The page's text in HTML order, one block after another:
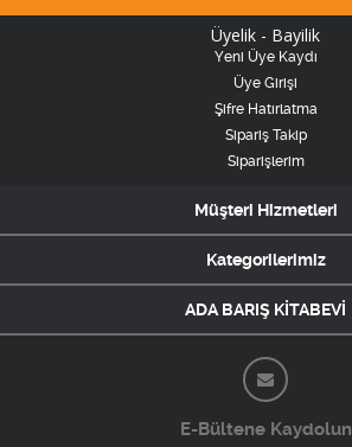
Üyelik - Bayilik
Yeni Üye Kaydı
Üye Girişi
Şifre Hatırlatma
Sipariş Takip
Siparişlerim
Müşteri Hizmetleri
Kategorilerimiz
ADA BARIŞ KİTABEVİ
E-Bültene Kaydolun